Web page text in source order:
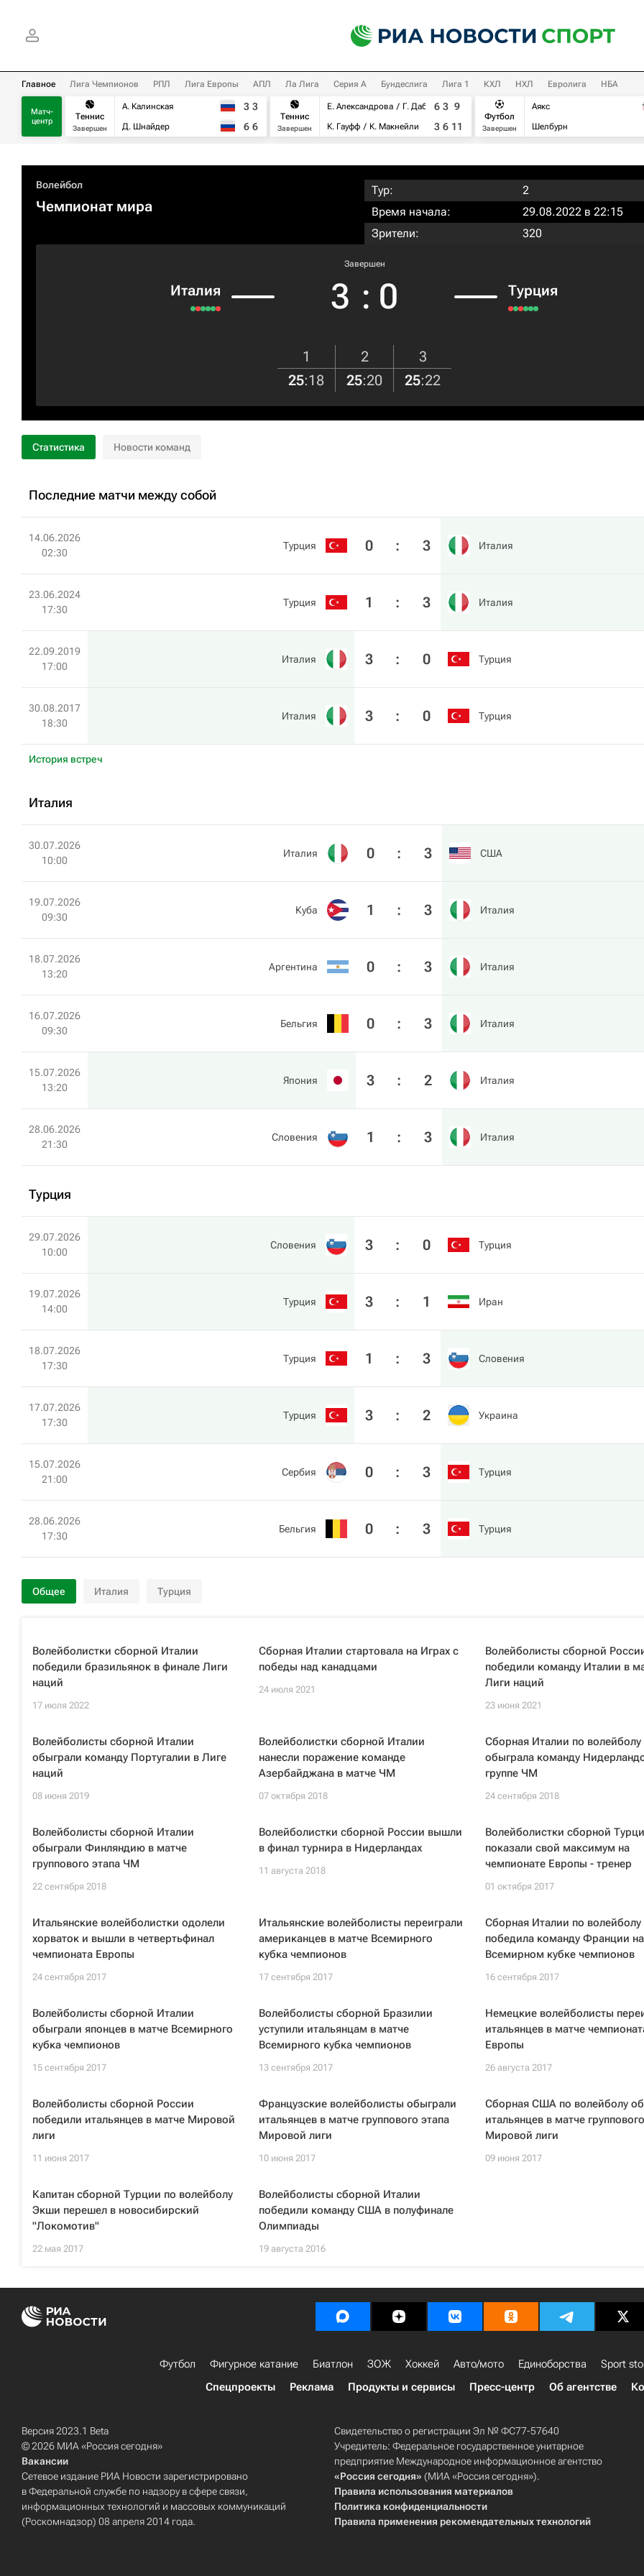
Главное Лига Чемпионов РПЛ Лига Европы АПЛ Ла Лига Серия А Бундеслига Лига 1 КХЛ НХЛ Евролига НБА
Матч-
центр
Теннис
Завершен
А. Калинская
Д. Шнайдер
3 3
6 6
Теннис
Завершен
Е. Александрова
Г. Дабровски
К. Гауфф
К. Макнейли
6 3 9
3 6 11
Футбол
Завершен
Аякс
Шелбурн
Волейбол
Чемпионат мира
Тур:
2
Время начала:
29.08.2022 в 22:15
Зрители:
320
Италия
Завершен
3 : 0 Турция
1 2
3
25:18 25:20 25:22
Статистика Новости команд
Последние матчи между собой
14.06.2026
02:30
Турция 0 : 3 Италия
23.06.2024
17:30
Турция 1 : 3 Италия
22.09.2019
17:00
Италия 3 : 0 Турция
30.08.2017
18:30
Италия 3 : 0 Турция
История встреч
Италия
30.07.2026
10:00
Италия 0 : 3 США
19.07.2026
09:30
Куба 1 : 3 Италия
18.07.2026
13:20
Аргентина 0 : 3 Италия
16.07.2026
09:30
Бельгия 0 : 3 Италия
15.07.2026
13:20
Япония 3 : 2 Италия
28.06.2026
21:30
Словения 1 : 3 Италия
Турция
29.07.2026
10:00
Словения 3 : 0 Турция
19.07.2026
14:00
Турция 3 : 1 Иран
18.07.2026
17:30
Турция 1 : 3 Словения
17.07.2026
17:30
Турция 3 : 2 Украина
15.07.2026
21:00
Сербия 0 : 3 Турция
28.06.2026
17:30
Бельгия 0 : 3 Турция
Общее Италия Турция
Волейболистки сборной Италии
победили бразильянок в финале Лиги
наций
17 июля 2022
Сборная Италии стартовала на Играх с
победы над канадцами
24 июля 2021
Волейболисты сборной
победили команду Италии в
Лиги наций
23 июня 2021
Волейболисты сборной Италии
обыграли команду Португалии в Лиге
наций
08 июня 2019
Волейболистки сборной Италии
нанесли поражение команде
Азербайджана в матче ЧМ
07 октября 2018
Сборная Италии по волейболу
обыграла команду
группе ЧМ
24 сентября 2018
Волейболисты сборной Италии
обыграли Финляндию в матче
группового этапа ЧМ
22 сентября 2018
Волейболистки сборной России вышли
в финал турнира в Нидерландах
11 августа 2018
Волейболистки сборной
показали свой максимум на
чемпионате Европы - тренер
01 октября 2017
Итальянские волейболистки одолели
хорваток и вышли в четвертьфинал
чемпионата Европы
24 сентября 2017
Итальянские волейболисты переиграли
американцев в матче Всемирного
кубка чемпионов
17 сентября 2017
Сборная Италии по волейболу
победила команду Франции на
Всемирном кубке чемпионов
16 сентября 2017
Волейболисты сборной Италии
обыграли японцев в матче Всемирного
кубка чемпионов
15 сентября 2017
Волейболисты сборной Бразилии
уступили итальянцам в матче
Всемирного кубка чемпионов
13 сентября 2017
Немецкие волейболисты
итальянцев в матче
Европы
26 августа 2017
Волейболисты сборной России
победили итальянцев в матче Мировой
лиги
11 июня 2017
Французские волейболисты обыграли
итальянцев в матче группового этапа
Мировой лиги
10 июня 2017
Сборная США по волейболу
итальянцев в матче
Мировой лиги
09 июня 2017
Капитан сборной Турции по волейболу
Экши перешел в новосибирский
"Локомотив"
22 мая 2017
Волейболисты сборной Италии
победили команду США в полуфинале
Олимпиады
19 августа 2016
Футбол Фигурное катание Биатлон ЗОЖ Хоккей Авто/мото Единоборства Sport
Спецпроекты
Реклама Продукты и сервисы Пресс-центр Об агентстве
Версия 2023.1 Beta
© 2026 МИА «Россия сегодня»
Вакансии
Сетевое издание РИА Новости зарегистрировано
в Федеральной службе по надзору в сфере связи,
информационных технологий и массовых коммуникаций
(Роскомнадзор) 08 апреля 2014 года.
Свидетельство о регистрации Эл № ФС77-57640
Учредитель: Федеральное государственное унитарное
предприятие Международное информационное агентство
«Россия сегодня» (МИА «Россия сегодня»).
Правила использования материалов
Политика конфиденциальности
Правила применения рекомендательных технологий